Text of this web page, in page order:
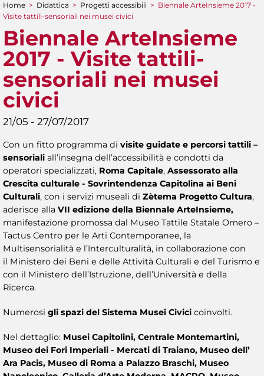
Tu sei qui
Home > Didattica > Progetti accessibili > Biennale ArteInsieme 2017 -
Visite tattili-sensoriali nei musei civici
Biennale ArteInsieme
2017 - Visite tattili-
sensoriali nei musei
civici
21/05 - 27/07/2017
Con un fitto programma di visite guidate e percorsi tattili –
sensoriali all’insegna dell’accessibilità e condotti da
operatori specializzati, Roma Capitale, Assessorato alla
Crescita culturale - Sovrintendenza Capitolina ai Beni
Culturali, con i servizi museali di Zètema Progetto Cultura,
aderisce alla VII edizione della Biennale ArteInsieme,
manifestazione promossa dal Museo Tattile Statale Omero –
Tactus Centro per le Arti Contemporanee, la
Multisensorialità e l’Interculturalità, in collaborazione con
il Ministero dei Beni e delle Attività Culturali e del Turismo e
con il Ministero dell’Istruzione, dell’Università e della
Ricerca.
Numerosi gli spazi del Sistema Musei Civici coinvolti.
Nel dettaglio: Musei Capitolini, Centrale Montemartini,
Museo dei Fori Imperiali - Mercati di Traiano, Museo dell’
Ara Pacis, Museo di Roma a Palazzo Braschi, Museo